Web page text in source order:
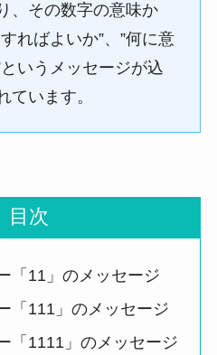
、その数字の意味か
ればよいか”、”何に意
いうメッセージが込
ています。
目次
「11」のメッセージ
「111」のメッセージ
「1111」のメッセージ